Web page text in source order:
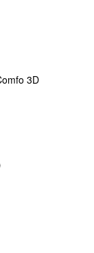
3D